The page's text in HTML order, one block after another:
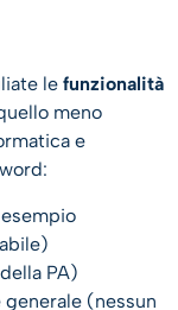
le funzionalità
meno
e
PA)
(nessun